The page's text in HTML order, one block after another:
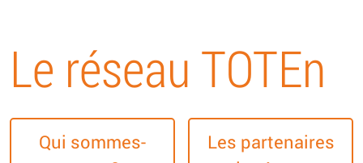
Le réseau TOTEn
Qui sommes-
Les partenaires